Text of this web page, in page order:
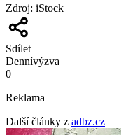
Zdroj: iStock
Sdílet
Dennívýzva
0
Reklama
Další články z adbz.cz